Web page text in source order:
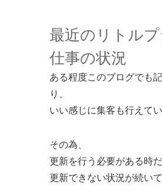
最近のリトル
仕事の状況
ある程度このブログでも
り、
いい感じに集客も行えてい
その為、
更新を行う必要がある時だ
更新できない状況が続いて